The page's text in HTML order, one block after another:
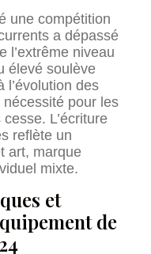
une compétition
a dépassé
l’extrême niveau
élevé soulève
l’évolution des
pour les
L’écriture
reflète un
art, marque
mixte.
et
de